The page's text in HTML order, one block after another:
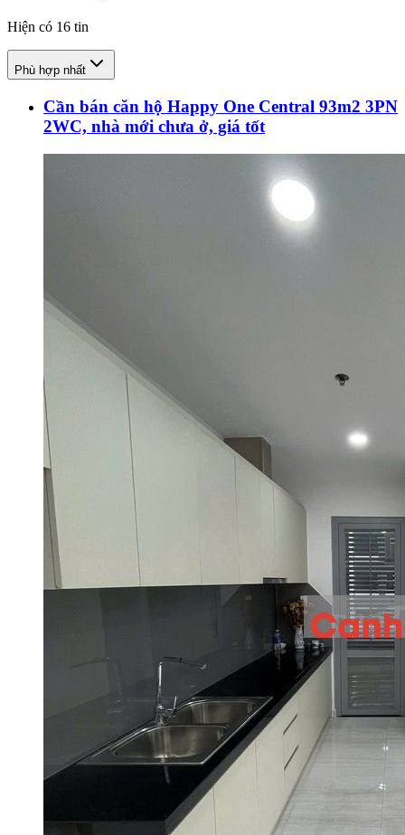
Hiện có 16 tin
Phù hợp nhất
Cần bán căn hộ Happy One Central 93m2 3PN
2WC, nhà mới chưa ở, giá tốt